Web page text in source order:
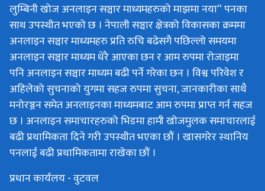
लुम्बिनी खोज अनलाइन सञ्चार माध्यमहरुको माझमा नया“ पनका
साथ उपस्थीत भएको छ । नेपाली सञ्चार क्षेत्रको विकासका क्रममा
अनलाइन सञ्चार माध्यमहरु प्रति रुचि बढेसगै पछिल्लो समयमा
अनलाइन सञ्चार माध्यम धेरै आएका छन र आम रुपमा रोजाइमा
पनि अनलाइन सञ्चार माध्यम बढी पर्ने गरेका छन । विश्व परिवेश र
अहिलेको सुचनाको युगमा सहज रुपमा सुचना, जानकारीका साथै
मनोरञ्जन समेत अनलाइनका माध्यमबाट आम रुपमा प्राप्त गर्न सहज
छ । अनलाइन समाचारहरुको भिडमा हामी खोजमुलक समाचारलाई
बढी प्रथामिकता दिने गरी उपस्थीत भएका छौं । खासगरेर स्थानिय
पनलाई बढी प्रथामिकतामा राखेका छौं ।
प्रधान कार्यलय - वुटवल